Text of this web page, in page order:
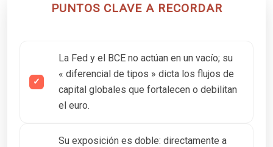
PUNTOS CLAVE A RECORDAR
La Fed y el BCE no actúan en un vacío; su
« diferencial de tipos » dicta los flujos de
capital globales que fortalecen o debilitan
el euro.
Su exposición es doble: directamente a